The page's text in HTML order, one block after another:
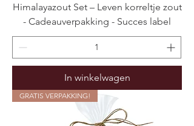
Himalayazout Set – Leven korreltje zout
- Cadeauverpakking - Succes label
In winkelwagen
GRATIS VERPAKKING!